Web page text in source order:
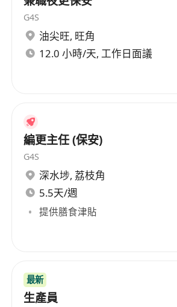
G4S
油尖旺, 旺角
12.0 小時/天, 工作日面議
編更主任 (保安)
G4S
深水埗, 荔枝角
5.5天/週
提供膳食津貼
最新
生產員